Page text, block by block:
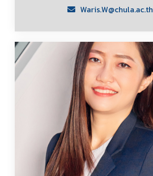
Waris.W@chula.ac.th